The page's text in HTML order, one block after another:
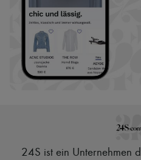
24S ist ein Unternehmen